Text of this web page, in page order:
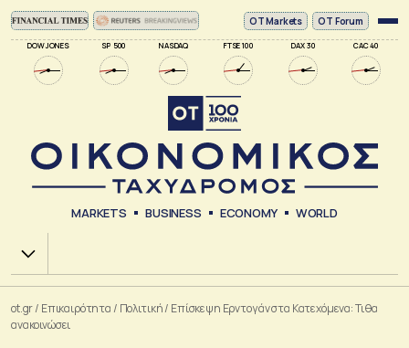
DOW JONES SP 500 NASDAQ FTSE 100 DAX 30 CAC 40
ΟΤ Markets OT Forum
MARKETS BUSINESS ECONOMY WORLD
Χ.Α.
ot.gr/ Επικαιρότητα / Πολιτική/ Επίσκεψη Ερντογάν στα Κατεχόμενα: Τι θα
ανακοινώσει